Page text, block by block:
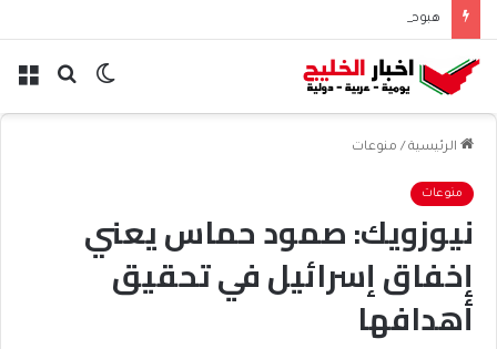
هبوط الأسهم والذهب وصعود النفط يعقّد مسار الفدرالي
بحث الوضع
الرئيسية / منوعات
منوعات
نيوزويك: صمود حماس يعني
إخفاق إسرائيل في تحقيق
أهدافها